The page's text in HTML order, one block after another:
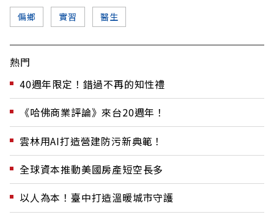
偏鄉 實習 醫生
熱門
40週年限定！錯過不再的知性禮
《哈佛商業評論》來台20週年！
雲林用AI打造營建防污新典範！
全球資本推動美國房產短空長多
以人為本！臺中打造溫暖城市守護